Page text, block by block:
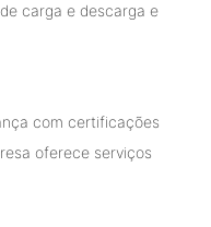
carga e descarga e
com certificações
oferece serviços